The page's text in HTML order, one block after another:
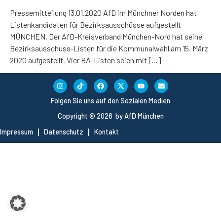
Pressemitteilung 13.01.2020 AfD im Münchner Norden hat
Listenkandidaten für Bezirksausschüsse aufgestellt
MÜNCHEN. Der AfD-Kreisverband München-Nord hat seine
Bezirksausschuss-Listen für die Kommunalwahl am 15. März
2020 aufgestellt. Vier BA-Listen seien mit […]
Copyright © 2026 by AfD München
Impressum
Datenschutz Kontakt
Folgen Sie uns auf den Sozialen Medien